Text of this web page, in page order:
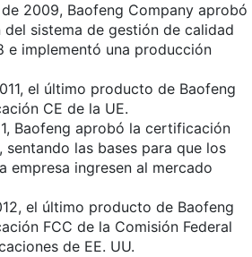
2009, Baofeng Company aprobó
sistema de gestión de calidad
e implementó una producción
el último producto de Baofeng
CE de la UE.
Baofeng aprobó la certificación
sentando las bases para que los
empresa ingresen al mercado
el último producto de Baofeng
FCC de la Comisión Federal
de EE. UU.